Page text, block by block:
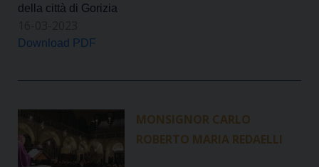
della città di Gorizia
Download PDF
MONSIGNOR CARLO
ROBERTO MARIA REDAELLI